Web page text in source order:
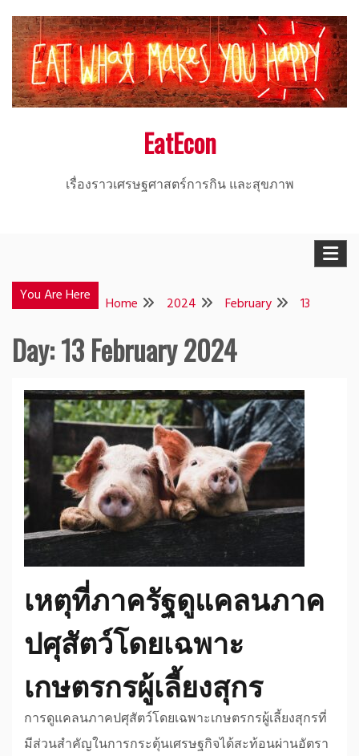
Skip
content
EatEcon
เรื่องราวเศรษฐศาสตร์การกิน และสุขภาพ
You Are Here Home 2024 February 13
Day:13 February 2024
เหตุที่ภาครัฐดูแคลนภาค
ปศุสัตว์โดยเฉพาะ
เกษตรกรผู้เลี้ยงสุกร
การดูแคลนภาคปศุสัตว์โดยเฉพาะเกษตรกรผู้เลี้ยงสุกรที่
มีส่วนสำคัญในการกระตุ้นเศรษฐกิจได้สะท้อนผ่านอัตรา